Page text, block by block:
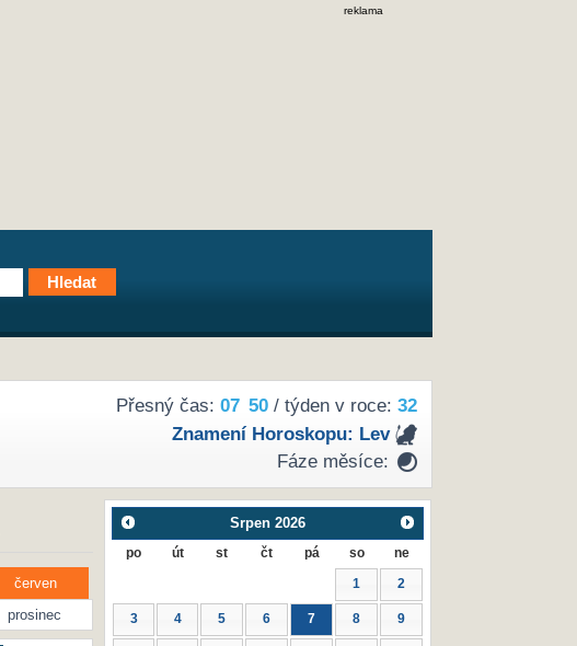
reklama
Přesný čas: 07 50/ týden v roce: 32
Znamení Horoskopu: Lev
Fáze měsíce:
červen
prosinec
Srpen 2026
po út st čt pá so ne
1 2
3 4 5 6 7 8 9